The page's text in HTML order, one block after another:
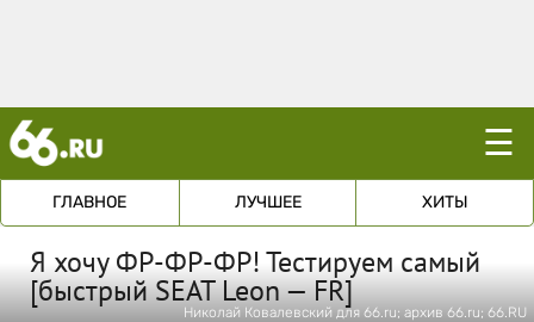
☰
ГЛАВНОЕ ЛУЧШЕЕ ХИТЫ
Я хочу ФР-ФР-ФР! Тестируем самый
[быстрый SEAT Leon — FR]
Николай Ковалевский для 66.ru; архив 66.ru; 66.RU